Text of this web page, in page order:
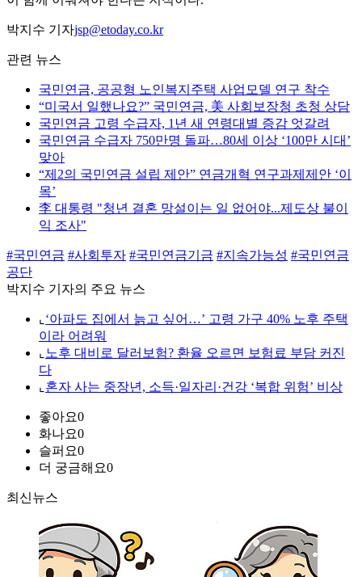
박지수 기자jsp@etoday.co.kr
관련 뉴스
국민연금, 공공형 노인복지주택 사업모델 연구 착수
“미국서 일했나요?” 국민연금, 美 사회보장청 초청 상담
국민연금 고령 수급자, 1년 새 연령대별 증감 엇갈려
국민연금 수급자 750만명 돌파…80세 이상 ‘100만 시대’
맞아
“제2의 국민연금 설립 제안” 연금개혁 연구과제제안 ‘이
목’
李 대통령 "청년 결혼 망설이는 일 없어야...제도상 불이
익 조사"
#국민연금 #사회투자 #국민연금기금 #지속가능성 #국민연금
공단
박지수 기자의 주요 뉴스
⌞ ‘아파도 집에서 늙고 싶어…’ 고령 가구 40% 노후 주택
이라 어려워
⌞ 노후 대비로 달러보험? 환율 오르면 보험료 부담 커진
다
⌞ 혼자 사는 중장년, 소득·일자리·건강 ‘복합 위험’ 비상
좋아요0
화나요0
슬퍼요0
더 궁금해요0
최신뉴스